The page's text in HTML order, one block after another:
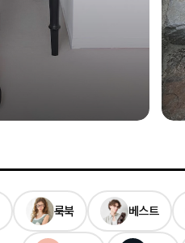
룩북 베스트